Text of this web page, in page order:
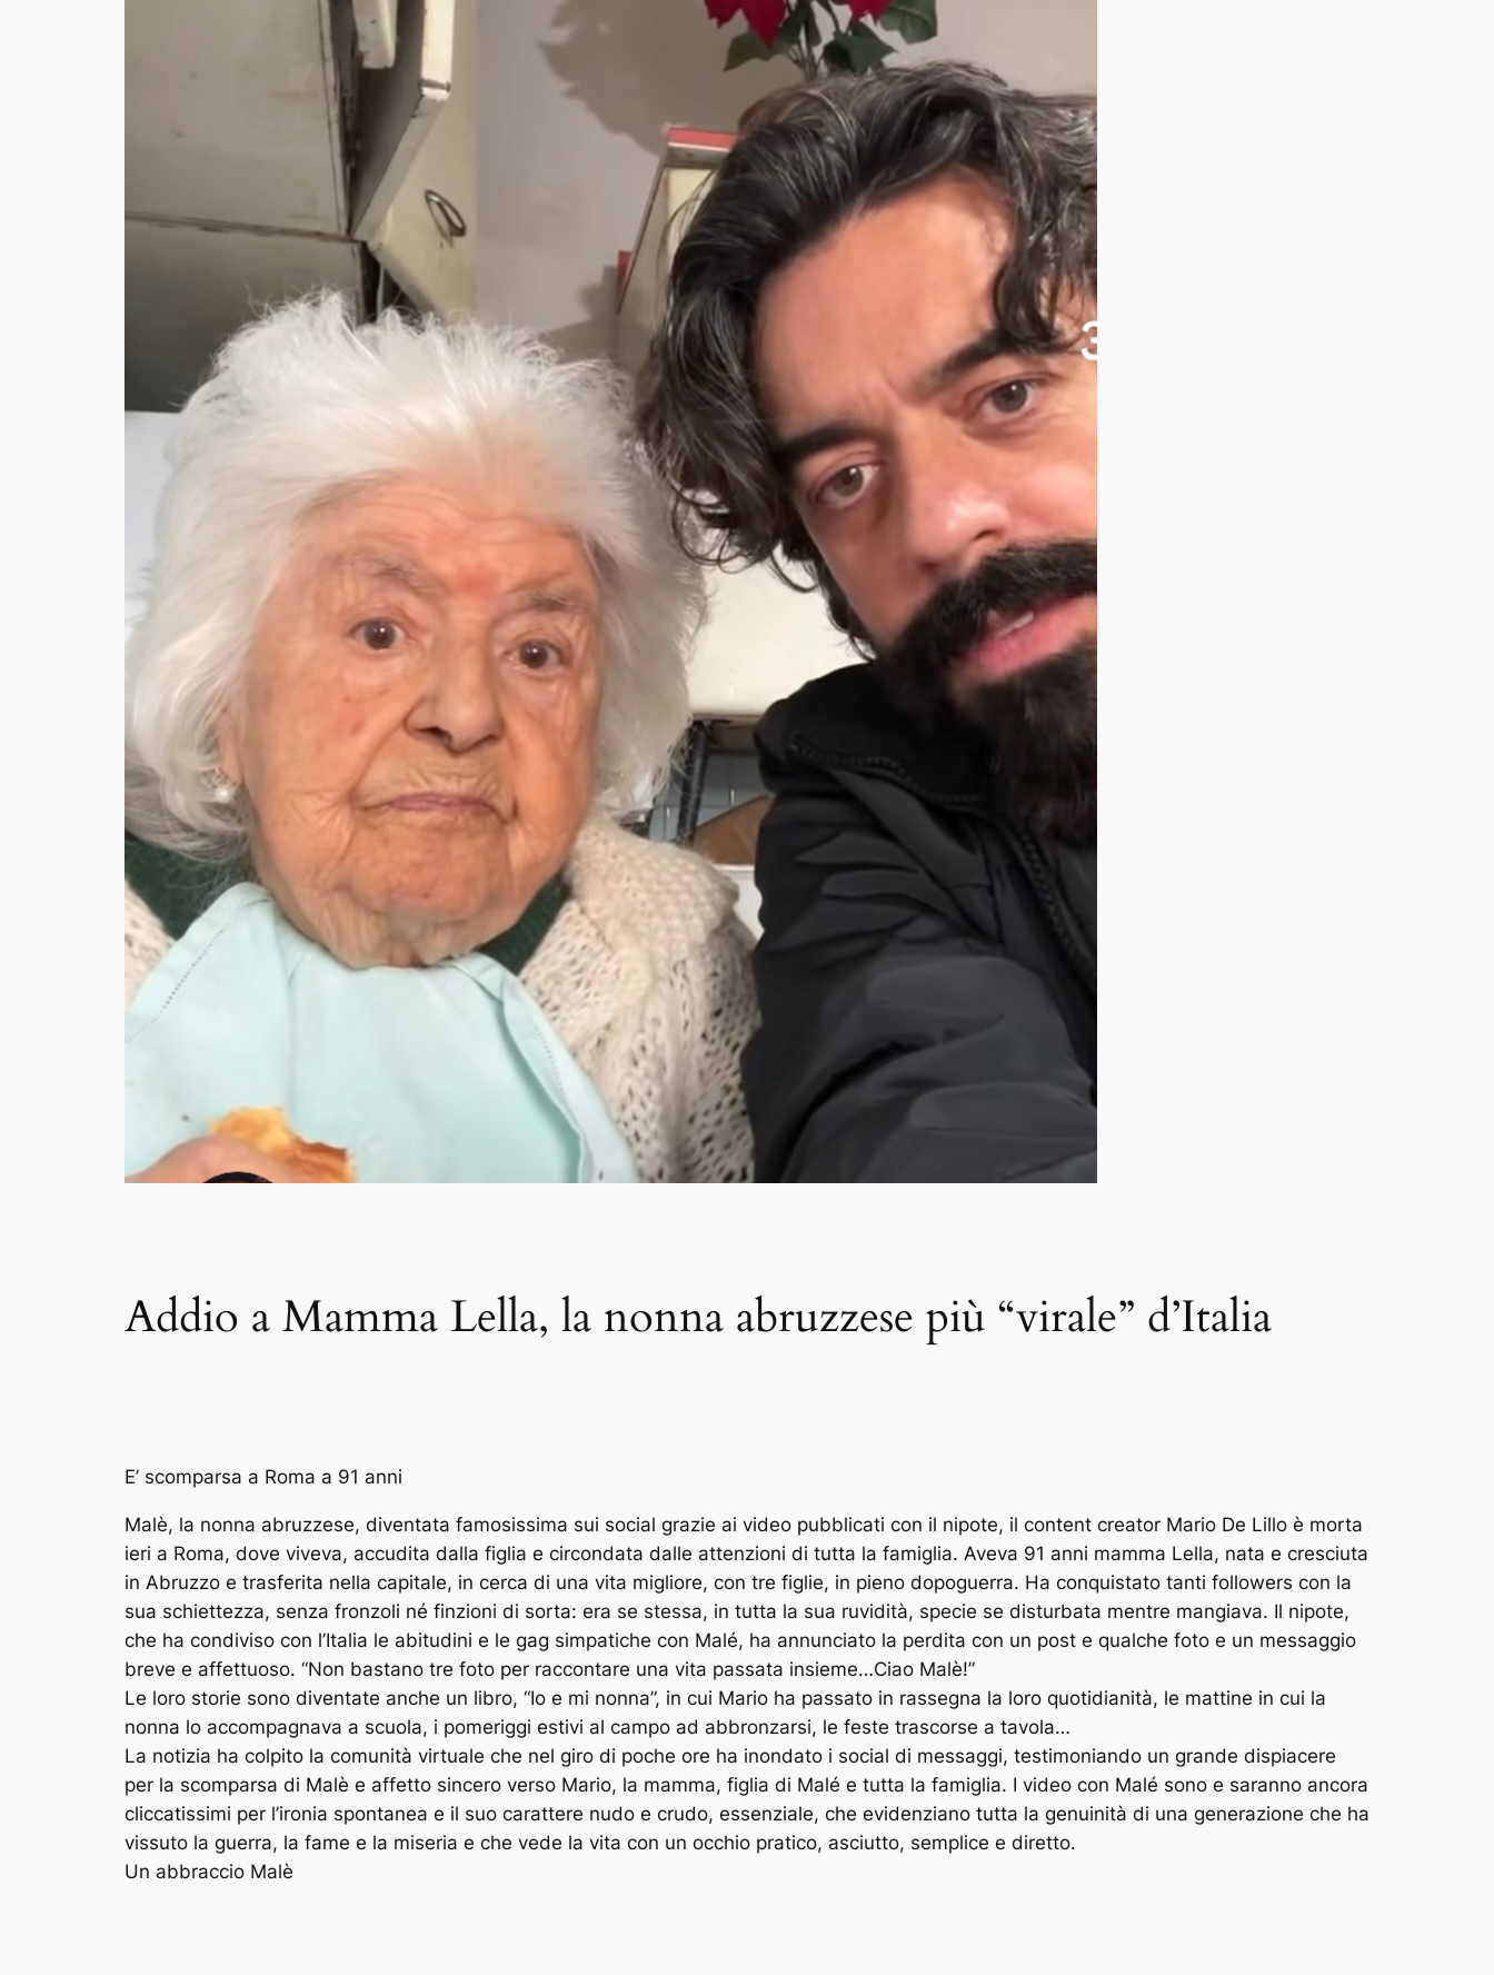
Addio a Mamma Lella, la nonna abruzzese più “virale” d’Italia
E’ scomparsa a Roma a 91 anni
Malè, la nonna abruzzese, diventata famosissima sui social grazie ai video pubblicati con il nipote, il content creator Mario De Lillo è morta
ieri a Roma, dove viveva, accudita dalla figlia e circondata dalle attenzioni di tutta la famiglia. Aveva 91 anni mamma Lella, nata e cresciuta
in Abruzzo e trasferita nella capitale, in cerca di una vita migliore, con tre figlie, in pieno dopoguerra. Ha conquistato tanti followers con la
sua schiettezza, senza fronzoli né finzioni di sorta: era se stessa, in tutta la sua ruvidità, specie se disturbata mentre mangiava. Il nipote,
che ha condiviso con l’Italia le abitudini e le gag simpatiche con Malé, ha annunciato la perdita con un post e qualche foto e un messaggio
breve e affettuoso. “Non bastano tre foto per raccontare una vita passata insieme…Ciao Malè!”
Le loro storie sono diventate anche un libro, “Io e mi nonna”, in cui Mario ha passato in rassegna la loro quotidianità, le mattine in cui la
nonna lo accompagnava a scuola, i pomeriggi estivi al campo ad abbronzarsi, le feste trascorse a tavola…
La notizia ha colpito la comunità virtuale che nel giro di poche ore ha inondato i social di messaggi, testimoniando un grande dispiacere
per la scomparsa di Malè e affetto sincero verso Mario, la mamma, figlia di Malé e tutta la famiglia. I video con Malé sono e saranno ancora
cliccatissimi per l’ironia spontanea e il suo carattere nudo e crudo, essenziale, che evidenziano tutta la genuinità di una generazione che ha
vissuto la guerra, la fame e la miseria e che vede la vita con un occhio pratico, asciutto, semplice e diretto.
Un abbraccio Malè